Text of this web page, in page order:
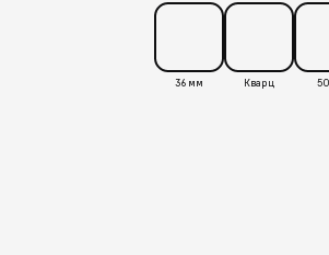
36 мм Кварц